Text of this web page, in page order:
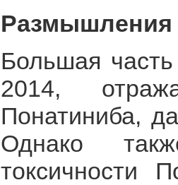
Размышления
Большая
2014,
Понатиниба,
Однако
токсичности